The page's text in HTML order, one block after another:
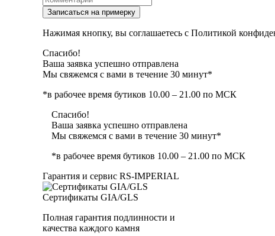
Записаться на примерку
Нажимая кнопку, вы соглашаетесь с Политикой
Спасибо!
Ваша заявка успешно отправлена
Мы свяжемся с вами в течение 30 минут*
*в рабочее время бутиков 10.00 – 21.00 по МСК
Спасибо!
Ваша заявка успешно отправлена
Мы свяжемся с вами в течение 30 минут*
*в рабочее время бутиков 10.00 – 21.00 по МСК
Гарантия и сервис RS‑IMPERIAL
Сертификаты GIA/GLS
Полная гарантия подлинности и
качества каждого камня